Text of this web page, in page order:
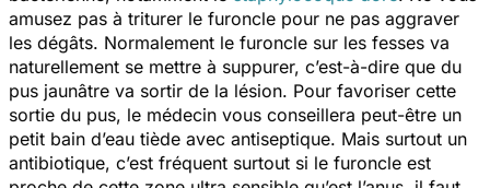
amusez pas à triturer le furoncle pour ne pas aggraver
les dégâts. Normalement le furoncle sur les fesses va
naturellement se mettre à suppurer, c’est-à-dire que du
pus jaunâtre va sortir de la lésion. Pour favoriser cette
sortie du pus, le médecin vous conseillera peut-être un
petit bain d’eau tiède avec antiseptique. Mais surtout un
antibiotique, c’est fréquent surtout si le furoncle est